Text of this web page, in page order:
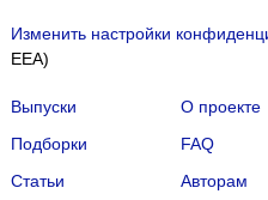
Изменить настройки
EEA)
Выпуски
Подборки
Статьи
О проекте
FAQ
Авторам